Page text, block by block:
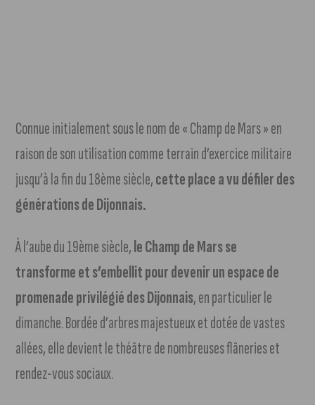
Connue initialement sous le nom de « Champ de Mars » en
raison de son utilisation comme terrain d’exercice militaire
jusqu’à la fin du 18ème siècle,cette place a vu défiler des
générations de Dijonnais.
À l’aube du 19ème siècle,le Champ de Mars se
transforme et s’embellit pour devenir un espace de
promenade privilégié des Dijonnais, en particulier le
dimanche. Bordée d’arbres majestueux et dotée de vastes
allées, elle devient le théâtre de nombreuses flâneries et
rendez-vous sociaux.